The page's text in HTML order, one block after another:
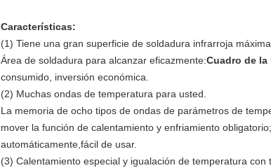
Características:
(1) Tiene una gran superficie de soldadura infrarroja
Área de soldadura para alcanzar eficazmente:Cuadro de la
consumido, inversión económica.
(2) Muchas ondas de temperatura para usted.
La memoria de ocho tipos de ondas de parámetros de
mover la función de calentamiento y enfriamiento
automáticamente,fácil de usar.
(3) Calentamiento especial y igualación de temperatura con